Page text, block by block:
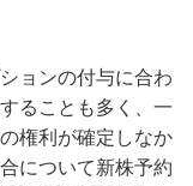
ョンの付与に合わ
ることも多く、一
権利が確定しなか
について新株予約